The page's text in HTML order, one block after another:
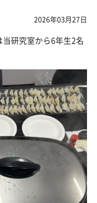
2026年03月27日
研究室から6年生2名